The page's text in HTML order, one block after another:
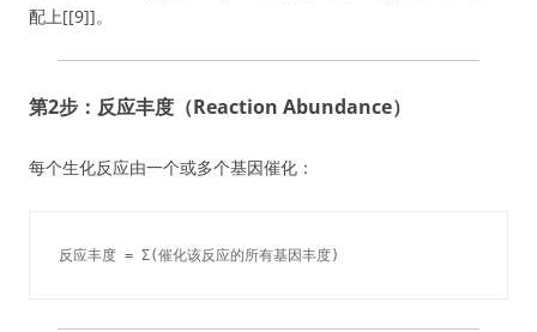
配上[[9]]。
第2步：反应丰度（Reaction Abundance）
每个生化反应由一个或多个基因催化：
反应丰度 = Σ(催化该反应的所有基因丰度)